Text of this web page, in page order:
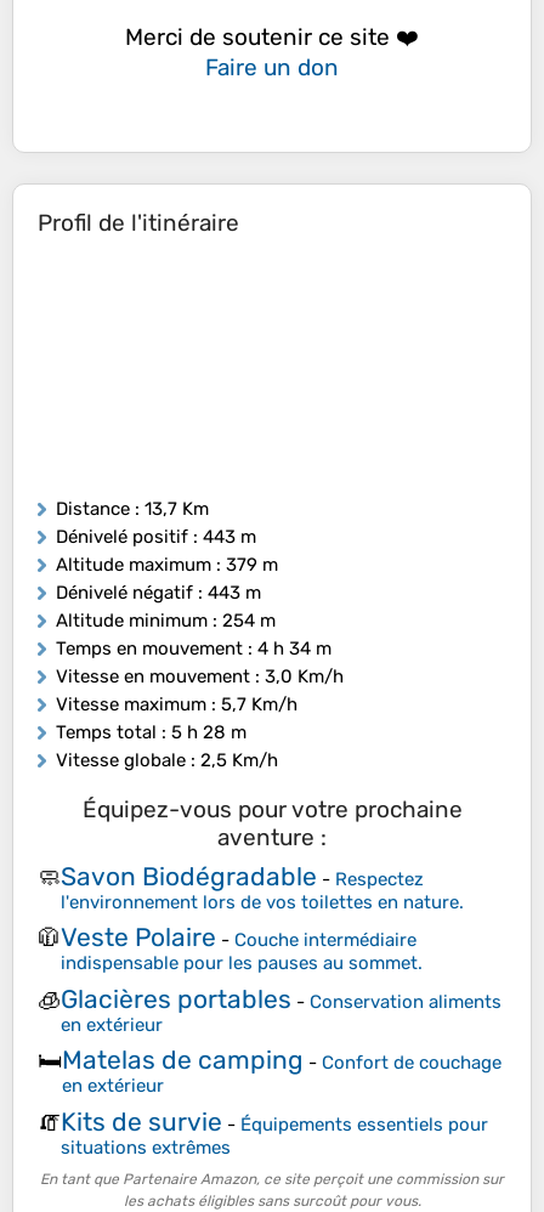
Merci de soutenir ce site ❤️
Faire un don
Profil de l'itinéraire
Distance : 13,7 Km
Dénivelé positif : 443 m
Altitude maximum : 379 m
Dénivelé négatif : 443 m
Altitude minimum : 254 m
Temps en mouvement : 4 h 34 m
Vitesse en mouvement : 3,0 Km/h
Vitesse maximum : 5,7 Km/h
Temps total : 5 h 28 m
Vitesse globale : 2,5 Km/h
Équipez-vous pour votre prochaine
aventure :
🧼Savon Biodégradable - Respectez
l'environnement lors de vos toilettes en nature.
🧥Veste Polaire - Couche intermédiaire
indispensable pour les pauses au sommet.
🧊Glacières portables - Conservation aliments
en extérieur
🛏️Matelas de camping - Confort de couchage
en extérieur
🧯Kits de survie - Équipements essentiels pour
situations extrêmes
En tant que Partenaire Amazon, ce site perçoit une commission sur
les achats éligibles sans surcoût pour vous.